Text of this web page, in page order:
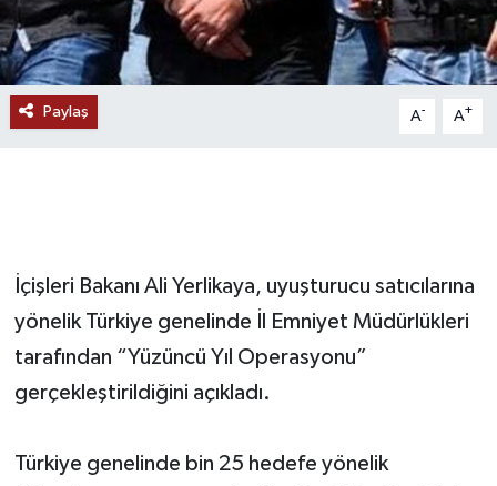
Paylaş A- A+
İçişleri Bakanı Ali Yerlikaya, uyuşturucu satıcılarına
yönelik Türkiye genelinde İl Emniyet Müdürlükleri
tarafından “Yüzüncü Yıl Operasyonu”
gerçekleştirildiğini açıkladı.
Türkiye genelinde bin 25 hedefe yönelik